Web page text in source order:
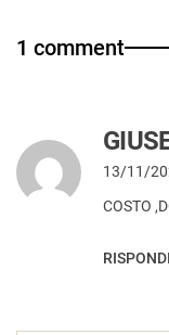
1 comment
13/11/
COSTO
RISPONDI